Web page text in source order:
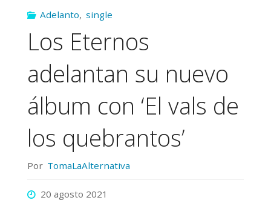
Adelanto, single
Los Eternos
adelantan su nuevo
álbum con ‘El vals de
los quebrantos’
Por TomaLaAlternativa
20 agosto 2021